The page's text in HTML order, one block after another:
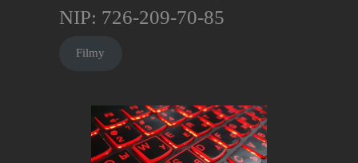
NIP: 726-209-70-85
Filmy